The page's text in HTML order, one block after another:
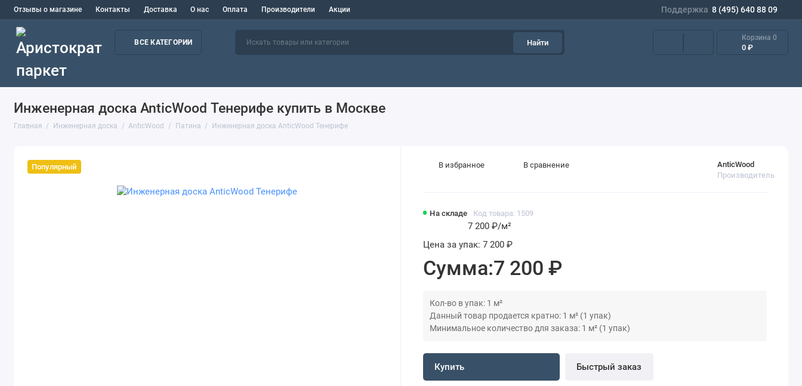
Отзывы о магазине Контакты Доставка О нас Оплата Производители Акции Поддержка 8 (495) 640 88 09
ВСЕ КАТЕГОРИИ Найти
Корзина 0
0 ₽
Инженерная доска AnticWood Тенерифе купить в Москве
Главная Инженерная доска AnticWood Патина Инженерная доска AnticWood Тенерифе
Популярный
На складе Код товара: 1509
AnticWood
Производитель
7 200 ₽/м²
Цена за упак: 7 200 ₽
Сумма:7 200 ₽
Кол-во в упак: 1 м²
Данный товар продается кратно: 1 м² (1 упак)
Минимальное количество для заказа: 1 м² (1 упак)
Купить Быстрый заказ
В избранное В сравнение